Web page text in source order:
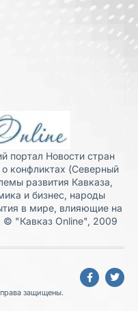
портал Новости стран
конфликтах (Северный
развития Кавказа,
и бизнес, народы
в мире, влияющие на
© "Кавказ Online", 2009
защищены.